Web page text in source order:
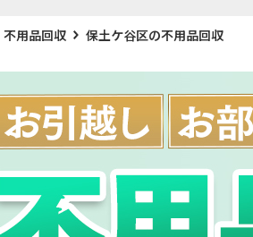
不用品回収 保土ケ谷区の不用品回収